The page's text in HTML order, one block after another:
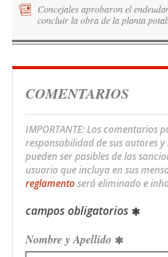
Concejales aprobaron el
concluir la obra de la planta
COMENTARIOS
IMPORTANTE: Los comentarios
responsabilidad de sus autores
pueden ser pasibles de las
usuario que incluya en sus
reglamentoserá eliminado e
campos obligatorios
Nombre y Apellido